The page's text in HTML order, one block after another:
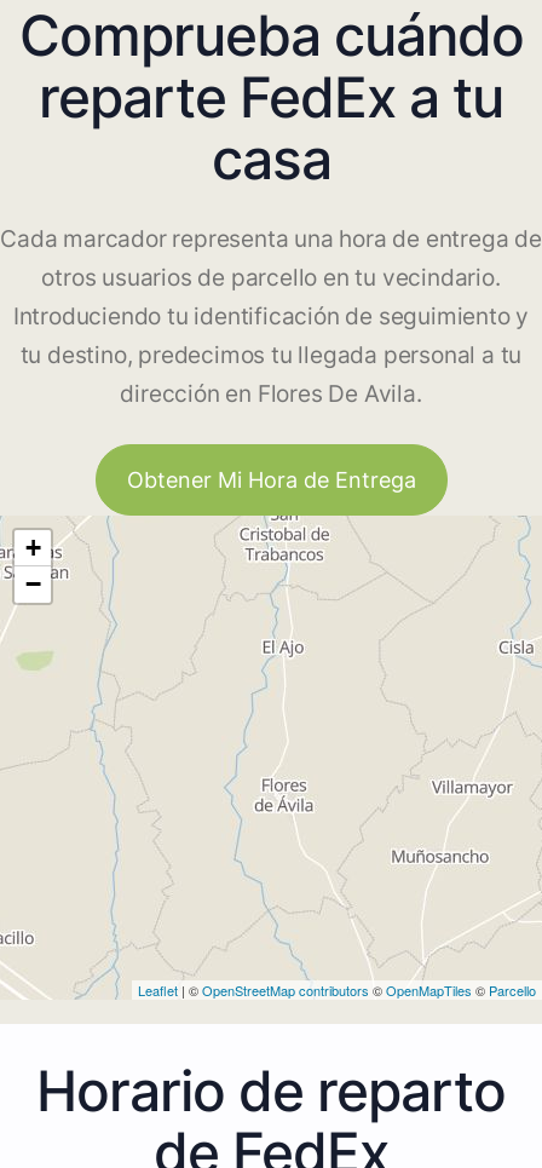
Comprueba cuándo
reparte FedEx a tu
casa
Cada marcador representa una hora de entrega de
otros usuarios de parcello en tu vecindario.
Introduciendo tu identificación de seguimiento y
tu destino, predecimos tu llegada personal a tu
dirección en Flores De Avila.
Obtener Mi Hora de Entrega
+
−
Leaflet | ©OpenStreetMap contributors ©OpenMapTiles © Parcello
Horario de reparto
de FedEx